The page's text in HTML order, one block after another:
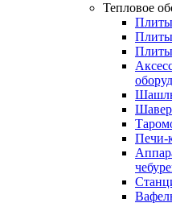
Тепловое
Плиты
Плиты
Печи-